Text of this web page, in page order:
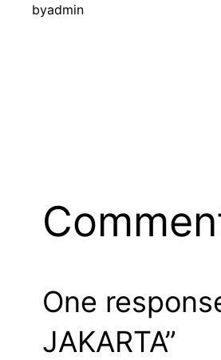
byadmin
One
JAKARTA”